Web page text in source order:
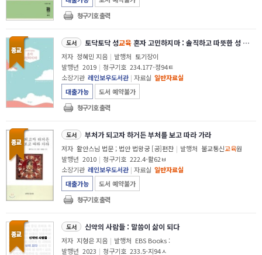
청구기호 출력
도서 토닥토닥 성교육혼자 고민하지마 : 솔직하고 따뜻한 성 연애 이야기
저자 정혜민 지음 | 발행처 토기장이
발행년 2019 | 청구기호 234.177-정94ㅌ
소장기관 레인보우도서관 | 자료실 일반자료실
대출가능
도서 예약불가
청구기호 출력
도서 부처가 되고자 하거든 부처를 보고 따라 가라
저자 활안스님 법문 ; 법안 법왕궁 [공]편찬 | 발행처 불교통신교육원
발행년 2010 | 청구기호 222.4-활62ㅂ
소장기관 레인보우도서관 | 자료실 일반자료실
대출가능
도서 예약불가
청구기호 출력
도서 신약의 사람들 : 말씀이 삶이 되다
저자 지형은 지음 | 발행처 EBS Books :
발행년 2023 | 청구기호 233.5-지94ㅅ